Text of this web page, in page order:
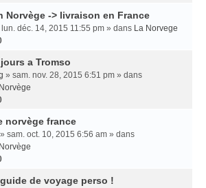
Norvège -> livraison en France
lun. déc. 14, 2015 11:55 pm » dans La Norvege
a Tromso
» sam. nov. 28, 2015 6:51 pm » dans
norvège france
» sam. oct. 10, 2015 6:56 am » dans
de voyage perso !